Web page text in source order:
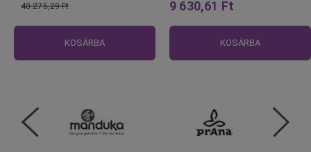
40 275,29 Ft
KOSÁRBA
9 630,61 Ft
KOSÁRBA